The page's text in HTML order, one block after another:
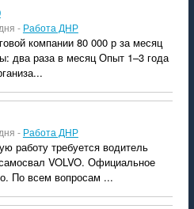
- Работа ДНР
компании 80 000 р за месяц
два раза в месяц Опыт 1–3 года
- Работа ДНР
работу требуется водитель
VOLVO. Официальное
По всем вопросам ...